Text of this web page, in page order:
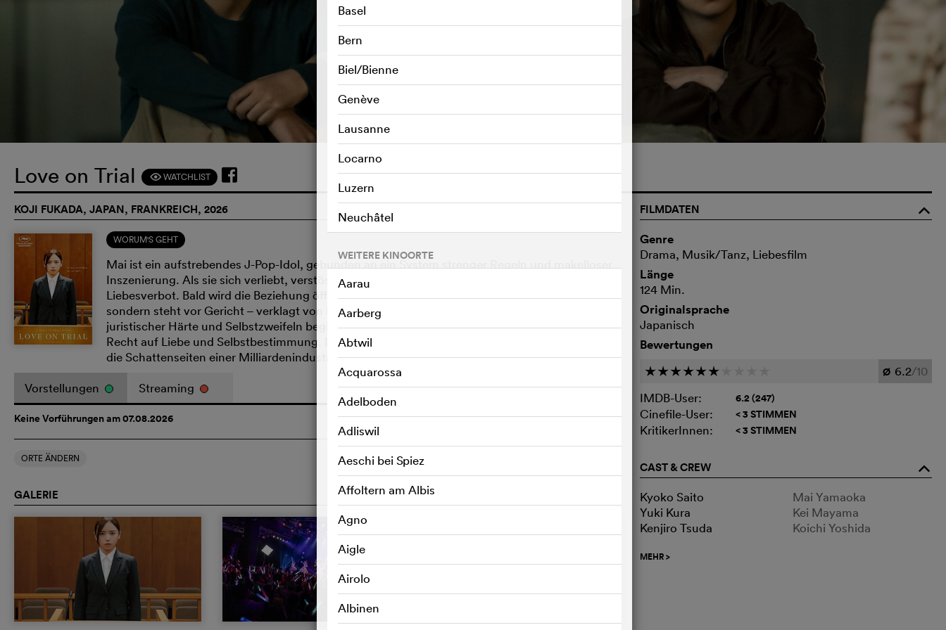
eTRAILER ABSPIELEN
Love on Trial F WATCHLIST
KOJI FUKADA, JAPAN, FRANKREICH, 2026
WORUM'S GEHT
Mai ist ein aufstrebendes J-Pop-Idol, gebunden an ein System strenger Regeln und makelloser
Inszenierung. Als sie sich verliebt, verstösst sie gegen eine zentrale Klausel ihres Vertrags: ein
Liebesverbot. Bald wird die Beziehung öffentlich und Mai verliert nicht nur ihre Karriere,
sondern steht vor Gericht – verklagt von ihrer eigenen Agentur. Zwischen medialem Druck,
juristischer Härte und Selbstzweifeln beginnt ein persönlicher wie politischer Kampf um das
Recht auf Liebe und Selbstbestimmung. Der etablierte Regisseur Koji Fukada wirft ein Licht auf
die Schattenseiten einer Milliardenindustrie.
o
Vorstellungen Streaming
Keine Vorführungen am 07.08.2026
ORTE ÄNDERN
Basel
Bern
Biel/Bienne
Genève
Lausanne
Locarno
Luzern
Neuchâtel
WEITERE KINOORTE
Aarau
Aarberg
Abtwil
Acquarossa
Adelboden
Adliswil
Aeschi bei Spiez
Affoltern am Albis
Agno
Aigle
Airolo
Albinen
GALERIE
FILMDATEN
o
Genre
Drama, Musik/Tanz, Liebesfilm
Länge
124 Min.
Originalsprache
Japanisch
Bewertungen
c c c c c c Ø 6.2/10
IMDB-User:
6.2 (247)
Cinefile-User: < 3 STIMMEN
KritikerInnen: < 3 STIMMEN
CAST & CREW o
Kyoko Saito
Mai Yamaoka
Yuki Kura
Kei Mayama
Kenjiro Tsuda
Koichi Yoshida
MEHR>